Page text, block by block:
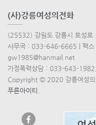
(사)강릉여성의전화
(25532) 강원도 강릉시 토성로
사무국 : 033-646-6665 | 팩
gw1985@hanmail.net
가정폭력상담 : 033-643-
Copyright © 2020 강릉여성
푸른아이티